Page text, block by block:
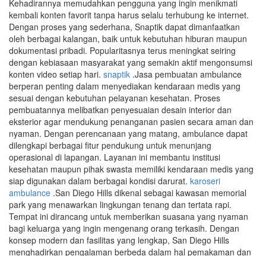
Kehadirannya memudahkan pengguna yang ingin menikmati
kembali konten favorit tanpa harus selalu terhubung ke internet.
Dengan proses yang sederhana, Snaptik dapat dimanfaatkan
oleh berbagai kalangan, baik untuk kebutuhan hiburan maupun
dokumentasi pribadi. Popularitasnya terus meningkat seiring
dengan kebiasaan masyarakat yang semakin aktif mengonsumsi
konten video setiap hari. snaptik .Jasa pembuatan ambulance
berperan penting dalam menyediakan kendaraan medis yang
sesuai dengan kebutuhan pelayanan kesehatan. Proses
pembuatannya melibatkan penyesuaian desain interior dan
eksterior agar mendukung penanganan pasien secara aman dan
nyaman. Dengan perencanaan yang matang, ambulance dapat
dilengkapi berbagai fitur pendukung untuk menunjang
operasional di lapangan. Layanan ini membantu institusi
kesehatan maupun pihak swasta memiliki kendaraan medis yang
siap digunakan dalam berbagai kondisi darurat. karoseri
ambulance .San Diego Hills dikenal sebagai kawasan memorial
park yang menawarkan lingkungan tenang dan tertata rapi.
Tempat ini dirancang untuk memberikan suasana yang nyaman
bagi keluarga yang ingin mengenang orang terkasih. Dengan
konsep modern dan fasilitas yang lengkap, San Diego Hills
menghadirkan pengalaman berbeda dalam hal pemakaman dan